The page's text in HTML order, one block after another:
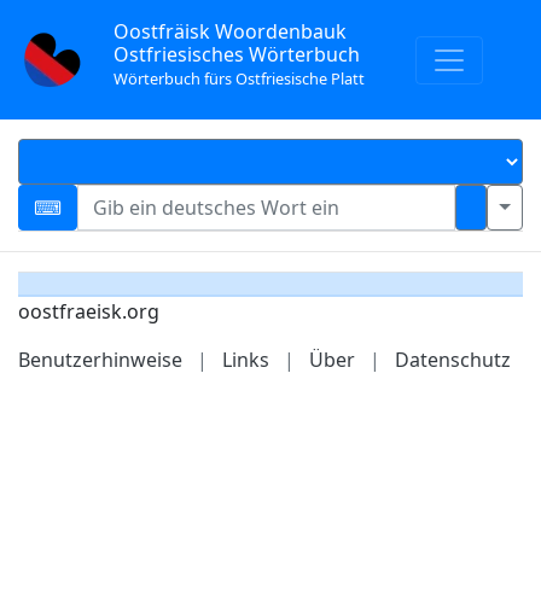
Oostfräisk Woordenbauk
Ostfriesisches Wörterbuch
Wörterbuch fürs Ostfriesische Platt
oostfraeisk.org
Benutzerhinweise
| Links | Über | Datenschutz